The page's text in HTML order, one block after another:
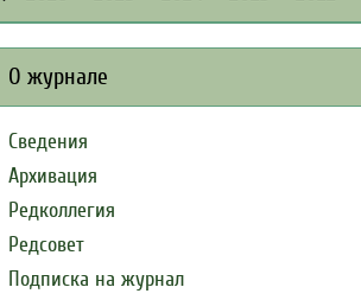
О журнале
Сведения
Архивация
Редколлегия
Редсовет
Подписка на журнал